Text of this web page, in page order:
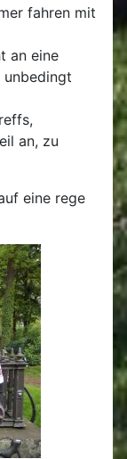
fahren mit
an eine
an, zu
eine rege